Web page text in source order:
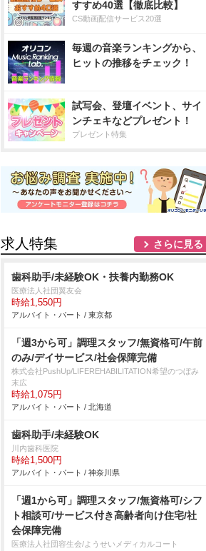
すすめ40選【徹底比較】
CS動画配信サービス20選
毎週の音楽ランキングから、
ヒットの推移をチェック！
試写会、登壇イベント、サイ
ンチェキなどプレゼント！
プレゼント特集
求人特集 さらに見る
歯科助手/未経験OK・扶養内勤務OK
医療法人社団翼友会
時給1,550円
アルバイト・パート / 東京都
「週3から可」調理スタッフ/無資格可/午前
のみ/デイサービス/社会保障完備
株式会社PushUp/LIFEREHABILITATION希望のつぼみ
末広
時給1,075円
アルバイト・パート / 北海道
歯科助手/未経験OK
川内歯科医院
時給1,500円
アルバイト・パート / 神奈川県
「週1から可」調理スタッフ/無資格可/シフ
ト相談可/サービス付き高齢者向け住宅/社
会保障完備
医療法人社団容生会/ようせいメディカルコート